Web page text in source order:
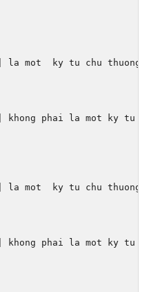
la mot  ky tu chu
khong phai la mot ky tu
la mot  ky tu chu
khong phai la mot ky tu